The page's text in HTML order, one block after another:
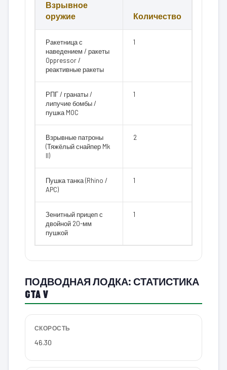
Взрывное
оружие
Количество
Ракетница с
наведением / ракеты
Oppressor /
реактивные ракеты
1
РПГ / гранаты /
липучие бомбы /
пушка MOC
1
Взрывные патроны
(Тяжёлый снайпер Mk
II)
2
Пушка танка (Rhino /
APC)
1
Зенитный прицеп с
двойной 20-мм
пушкой
1
ПОДВОДНАЯ ЛОДКА: СТАТИСТИКА
GTA V
СКОРОСТЬ
46.30